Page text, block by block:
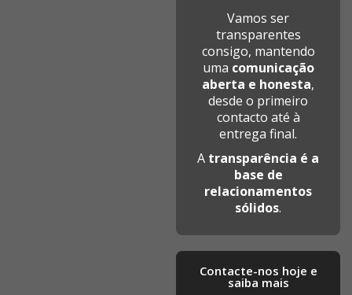
Vamos ser
transparentes
consigo, mantendo
uma comunicação
aberta e honesta,
desde o primeiro
contacto até à
entrega final.
A transparência é a
base de
relacionamentos
sólidos.
Contacte-nos hoje e
saiba mais​